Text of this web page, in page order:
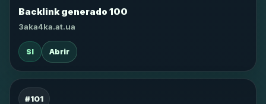
Backlink generado 100
3aka4ka.at.ua
SI Abrir
#101